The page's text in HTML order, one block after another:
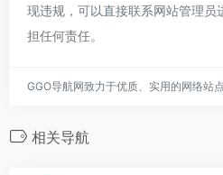
现违规，可以直接联系网站管理员
担任何责任。
GGO导航网致力于优质、实用的网络站
相关导航